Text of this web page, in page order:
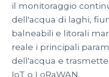
il monitoraggio
dell'acqua di laghi,
balneabili e litorali
reale i principali
dell'acqua e
IoT o LoRaWAN.